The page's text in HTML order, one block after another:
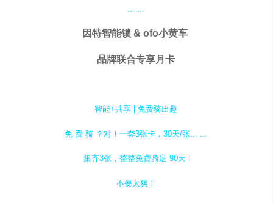
... ...
因特智能锁 & ofo小黄车
品牌联合专享月卡
智能+共享 | 免费骑出趣
免 费 骑 ？对！一套3张卡，30天/张... ...
集齐3张，整整免费骑足 90天！
不要太爽！